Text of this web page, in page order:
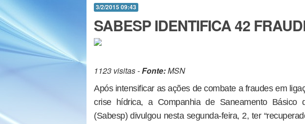
3/2/2015 09:43
SABESP IDENTIFICA 42
1123 visitas -Fonte:MSN
Após intensificar as ações de combate a fraudes em
crise hídrica, a Companhia de Saneamento Básico
(Sabesp) divulgou nesta segunda-feira, 2, ter